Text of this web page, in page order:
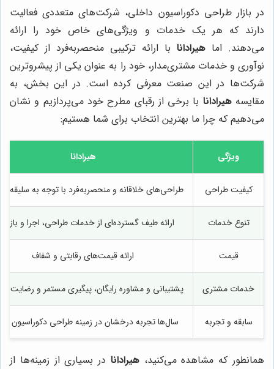
در بازار طراحی دکوراسیون داخلی، شرکت‌های متعددی فعالیت
دارند که هر یک خدمات و ویژگی‌های خاص خود را ارائه
می‌دهند. اما هیرادانا با ارائه ترکیبی منحصربه‌فرد از کیفیت،
نوآوری و خدمات مشتری‌مدار، خود را به عنوان یکی از پیشروترین
شرکت‌ها در این صنعت معرفی کرده است. در این بخش، به
مقایسههیرادانا با برخی از رقبای مطرح خود می‌پردازیم و نشان
می‌دهیم که چرا ما بهترین انتخاب برای شما هستیم:
ویژگی هیرادانا
کیفیت طراحی طراحی‌های خلاقانه و منحصربه‌فرد با توجه به سلیقه
تنوع خدمات ارائه طیف گسترده‌ای از خدمات طراحی، اجرا و
قیمت ارائه قیمت‌های رقابتی و شفاف
خدمات مشتری پشتیبانی و مشاوره رایگان، پیگیری مستمر و رضایت
سابقه و تجربه سال‌ها تجربه درخشان در زمینه طراحی دکوراسیون
همانطور که مشاهده می‌کنید،هیرادانا در بسیاری از زمینه‌ها از